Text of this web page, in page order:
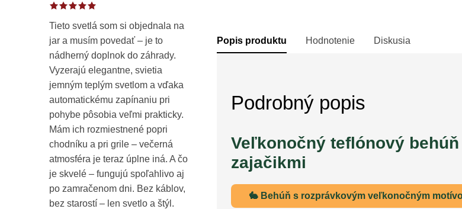
Tieto svetlá som si objednala na
jar a musím povedať – je to
nádherný doplnok do záhrady.
Vyzerajú elegantne, svietia
jemným teplým svetlom a vďaka
automatickému zapínaniu pri
pohybe pôsobia veľmi prakticky.
Mám ich rozmiestnené popri
chodníku a pri grile – večerná
atmosféra je teraz úplne iná. A čo
je skvelé – fungujú spoľahlivo aj
po zamračenom dni. Bez káblov,
bez starostí – len svetlo a štýl.
Popis produktu Hodnotenie Diskusia
Podrobný popis
Veľkonočný teflónový
zajačikmi
🐇 Behúň s rozprávkovým veľkonočným